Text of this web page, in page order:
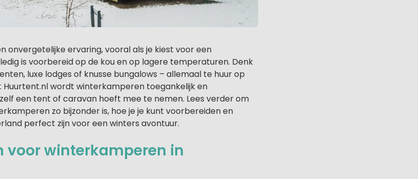
onvergetelijke ervaring, vooral als je kiest voor een
is voorbereid op de kou en op lagere temperaturen. Denk
luxe lodges of knusse bungalows – allemaal te huur op
Huurtent.nl wordt winterkamperen toegankelijk en
een tent of caravan hoeft mee te nemen. Lees verder om
zo bijzonder is, hoe je je kunt voorbereiden en
perfect zijn voor een winters avontuur.
voor winterkamperen in